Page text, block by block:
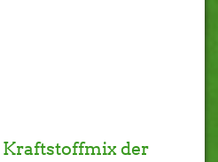
der